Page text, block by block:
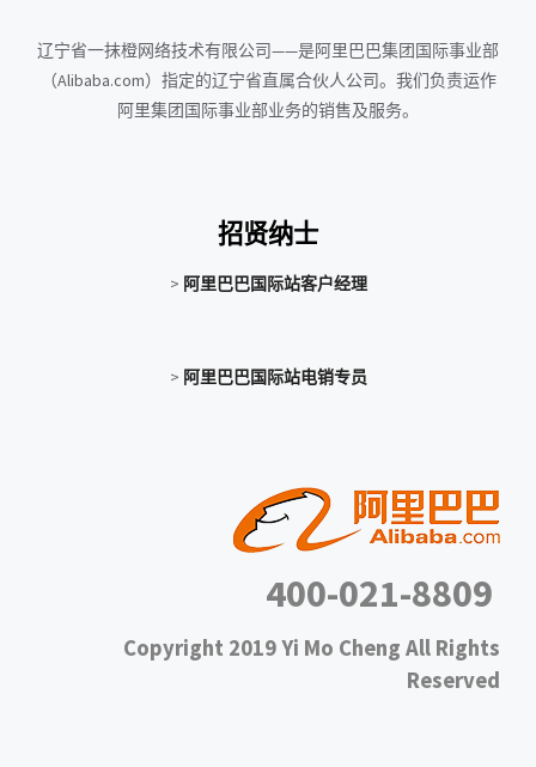
辽宁省一抹橙网络技术有限公司——是阿里巴巴集团国际事业部
（Alibaba.com）指定的辽宁省直属合伙人公司。我们负责运作
阿里集团国际事业部业务的销售及服务。
招贤纳士
> 阿里巴巴国际站客户经理
> 阿里巴巴国际站电销专员
400-021-8809
Copyright 2019 Yi Mo Cheng All Rights
Reserved